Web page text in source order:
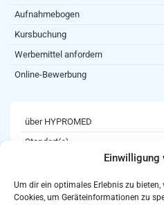
Einwilligung
Um dir ein optimales Erlebnis zu
Cookies, um Geräteinformationen zu
Aufnahmebogen
Kursbuchung
Werbemittel anfordern
Online-Bewerbung
über HYPROMED
Standort(e)
Karriere
Newsletter